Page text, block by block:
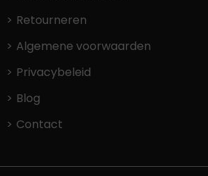
Retourneren
Algemene voorwaarden
Privacybeleid
Blog
Contact